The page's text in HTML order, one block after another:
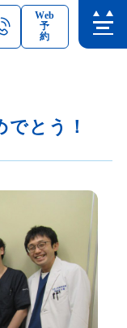
Web
予
約
とう！